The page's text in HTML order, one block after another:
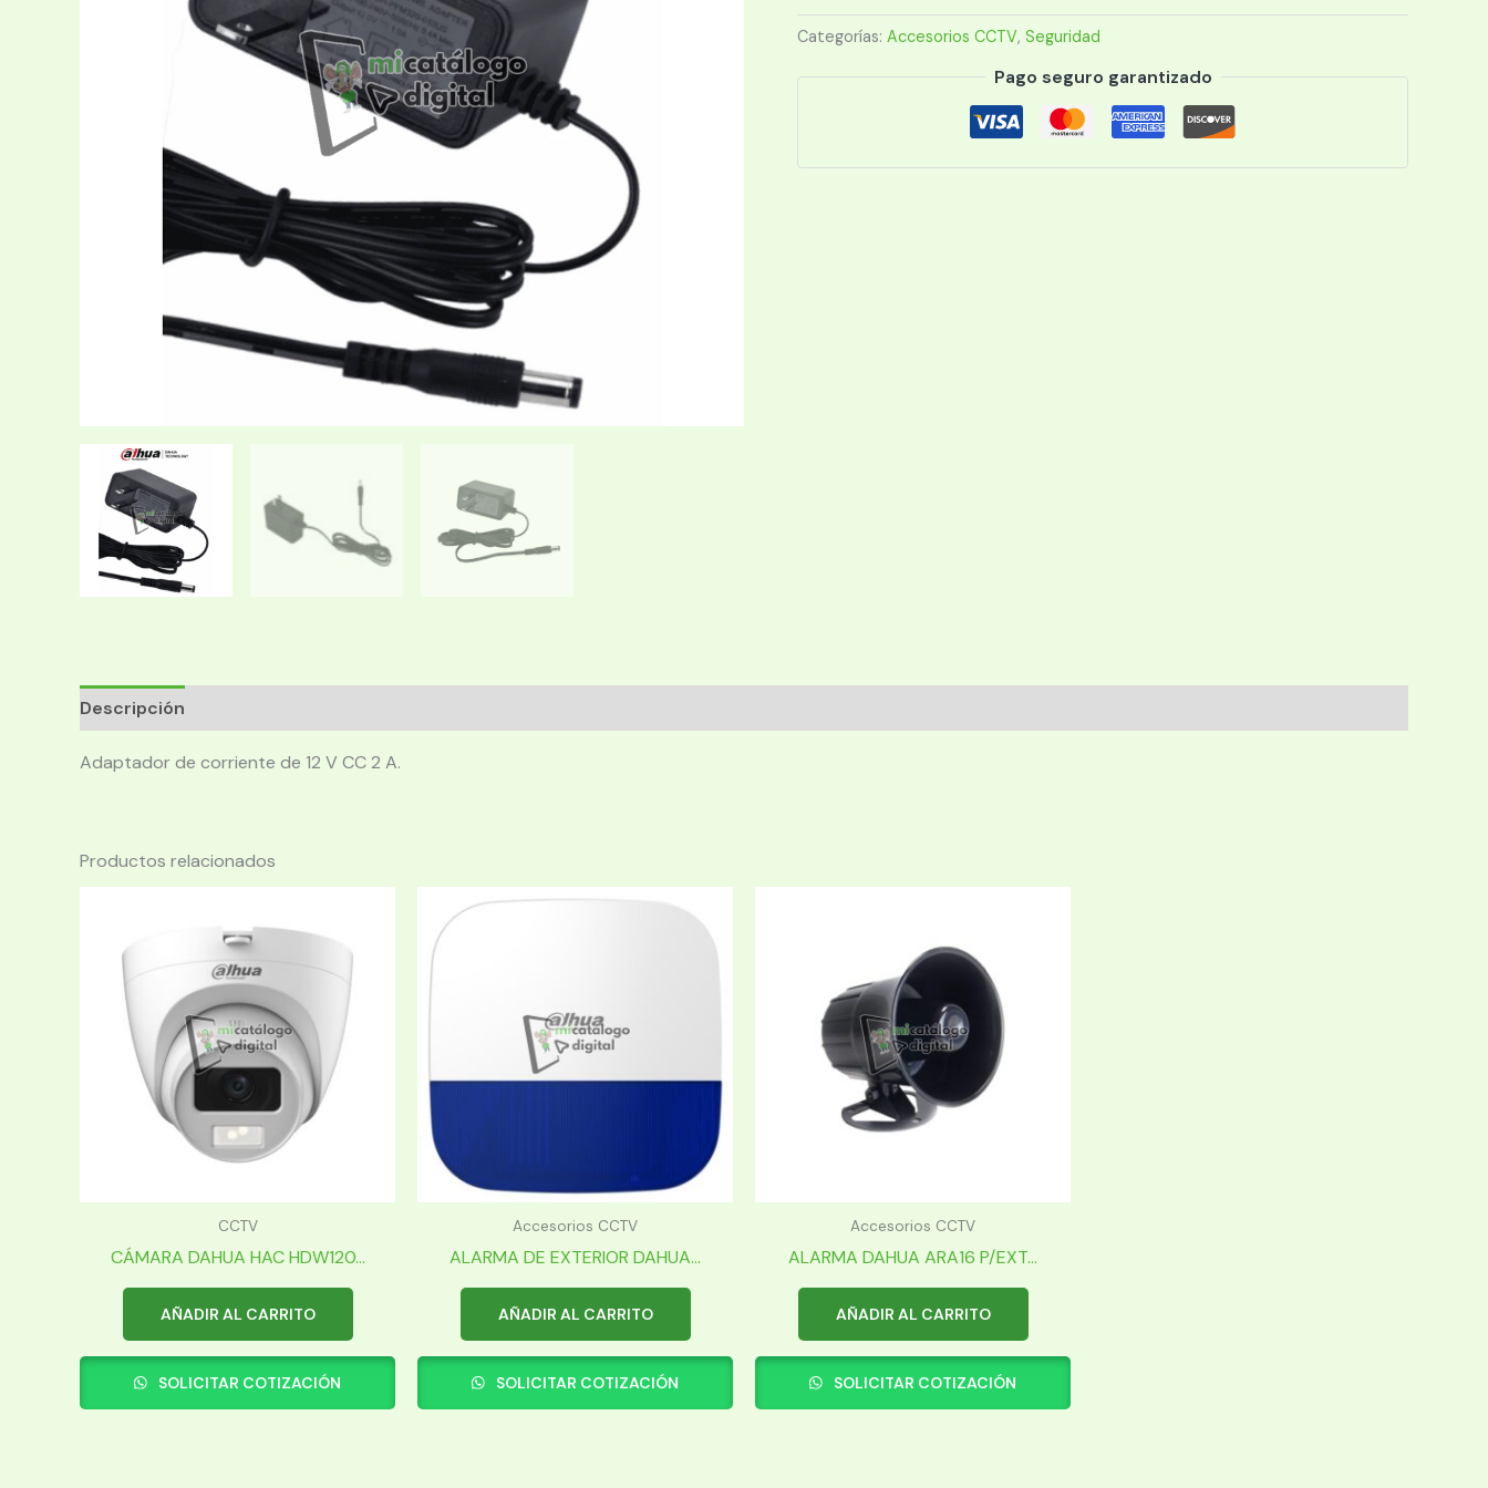
cantidad
Categorías: Accesorios CCTV, Seguridad
Pago seguro garantizado
Descripción
Adaptador de corriente de 12 V CC 2 A.
Productos relacionados
CCTV
CÁMARA DAHUA HAC HDW120...
AÑADIR AL CARRITO
SOLICITAR COTIZACIÓN
Accesorios CCTV
ALARMA DE EXTERIOR DAHUA...
AÑADIR AL CARRITO
SOLICITAR COTIZACIÓN
Accesorios CCTV
ALARMA DAHUA ARA16 P/EXT...
AÑADIR AL CARRITO
SOLICITAR COTIZACIÓN